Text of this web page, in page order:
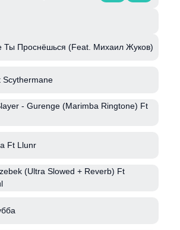
Ты Проснёшься (Feat. Михаил Жуков)
Scythermane
- Gurenge (Marimba Ringtone) Ft
Ft Llunr
(Ultra Slowed + Reverb) Ft